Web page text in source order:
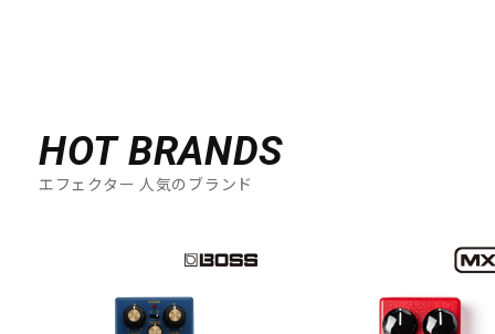
HOT BRANDS
エフェクター 人気のブランド